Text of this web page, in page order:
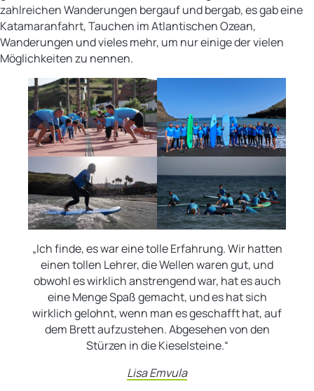
zahlreichen Wanderungen bergauf und bergab, es gab eine
Katamaranfahrt, Tauchen im Atlantischen Ozean,
Wanderungen und vieles mehr, um nur einige der vielen
Möglichkeiten zu nennen.
„Ich finde, es war eine tolle Erfahrung. Wir hatten
einen tollen Lehrer, die Wellen waren gut, und
obwohl es wirklich anstrengend war, hat es auch
eine Menge Spaß gemacht, und es hat sich
wirklich gelohnt, wenn man es geschafft hat, auf
dem Brett aufzustehen. Abgesehen von den
Stürzen in die Kieselsteine.“
Lisa Emvula